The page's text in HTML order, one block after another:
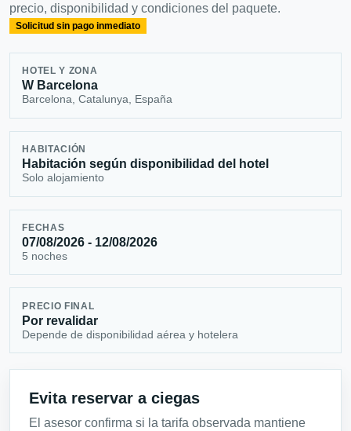
precio, disponibilidad y condiciones del paquete.
Solicitud sin pago inmediato
HOTEL Y ZONA
W Barcelona
Barcelona, Catalunya, España
HABITACIÓN
Habitación según disponibilidad del hotel
Solo alojamiento
FECHAS
07/08/2026 - 12/08/2026
5 noches
PRECIO FINAL
Por revalidar
Depende de disponibilidad aérea y hotelera
Evita reservar a ciegas
El asesor confirma si la tarifa observada mantiene